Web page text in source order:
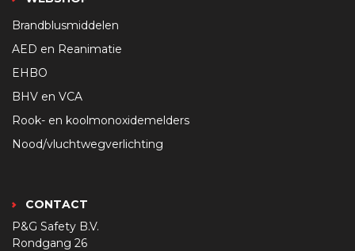
Brandblusmiddelen
AED en Reanimatie
EHBO
BHV en VCA
Rook- en koolmonoxidemelders
Nood/vluchtwegverlichting
CONTACT
P&G Safety B.V.
Rondgang 26